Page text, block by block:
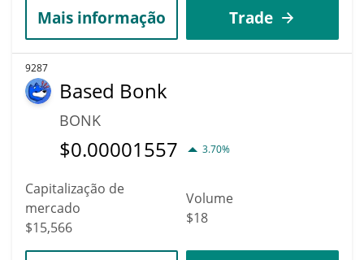
Mais informação Trade
9287
Based Bonk
BONK
$0.00001557 3.70%
Capitalização de
mercado
$15,566
Volume
$18